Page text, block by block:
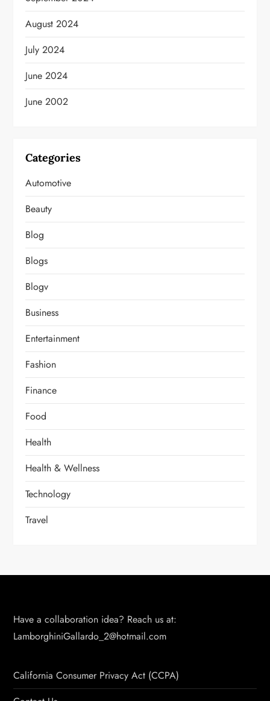
August 2024
July 2024
June 2024
June 2002
Categories
Automotive
Beauty
Blog
Blogs
Blogv
Business
Entertainment
Fashion
Finance
Food
Health
Health & Wellness
Technology
Travel
Have a collaboration idea? Reach us at:
LamborghiniGallardo_2@hotmail.com
California Consumer Privacy Act (CCPA)